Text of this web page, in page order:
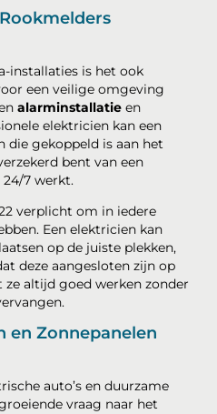
installaties is het ook
een veilige omgeving
alarminstallatie en
elektricien kan een
die gekoppeld is aan het
bent van een
7 werkt.
verplicht om in iedere
Een elektricien kan
op de juiste plekken,
deze aangesloten zijn op
altijd goed werken zonder
en Zonnepanelen
auto’s en duurzame
vraag naar het